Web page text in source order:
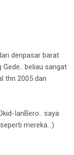
denpasar barat
Gede.. beliau sangat
thn 2005 dan
IanBero.. saya
mereka..:)